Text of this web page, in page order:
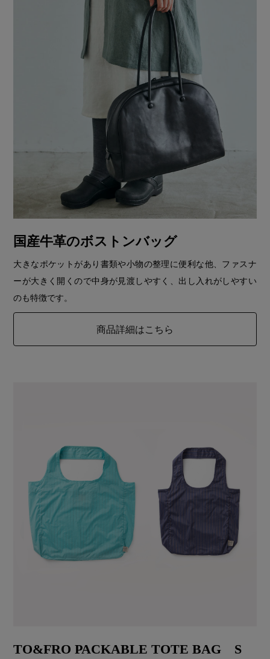
国産牛革のボストンバッグ
大きなポケットがあり書類や小物の整理に便利な他、ファスナ
ーが大きく開くので中身が見渡しやすく、出し入れがしやすい
のも特徴です。
商品詳細はこちら
TO&FRO PACKABLE TOTE BAG S